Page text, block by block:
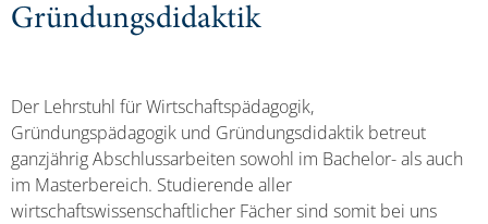
Gründungsdidaktik
Der Lehrstuhl für Wirtschaftspädagogik,
Gründungspädagogik und Gründungsdidaktik betreut
ganzjährig Abschlussarbeiten sowohl im Bachelor- als auch
im Masterbereich. Studierende aller
wirtschaftswissenschaftlicher Fächer sind somit bei uns